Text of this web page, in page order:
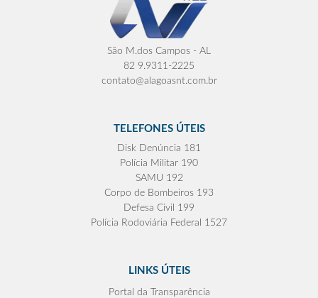
São M.dos Campos - AL
82 9.9311-2225
contato@alagoasnt.com.br
TELEFONES ÚTEIS
Disk Denúncia 181
Polícia Militar 190
SAMU 192
Corpo de Bombeiros 193
Defesa Civil 199
Polícia Rodoviária Federal 1527
LINKS ÚTEIS
Portal da Transparência